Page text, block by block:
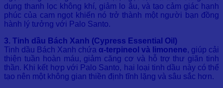
dụng thanh lọc không khí, giảm lo âu, và tạo cảm giác hạnh
phúc của cam ngọt khiến nó trở thành một người bạn đồng
hành lý tưởng với Palo Santo.
3. Tinh dầu Bách Xanh (Cypress Essential Oil)
Tinh dầu Bách Xanh chứa α-terpineol và limonene, giúp cải
thiện tuần hoàn máu, giảm căng cơ và hỗ trợ thư giãn tinh
thần. Khi kết hợp với Palo Santo, hai loại tinh dầu này có thể
tạo nên một không gian thiền định tĩnh lặng và sâu sắc hơn.